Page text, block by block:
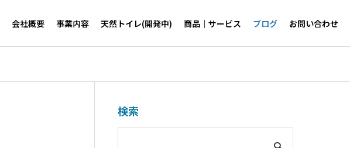
会社概要 事業内容 天然トイレ(開発中) 商品｜サービス ブログ お問い合わせ
検索